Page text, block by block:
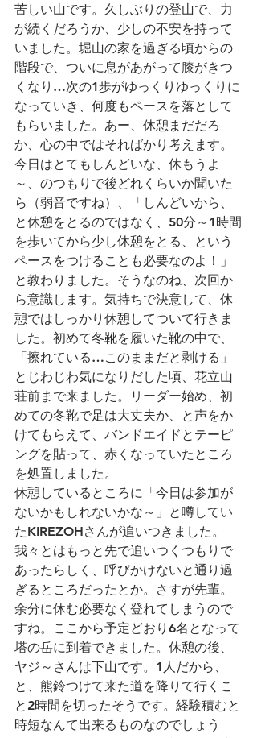
苦しい山です。久しぶりの登山で、力
が続くだろうか、少しの不安を持って
いました。堀山の家を過ぎる頃からの
階段で、ついに息があがって膝がきつ
くなり…次の1歩がゆっくりゆっくりに
なっていき、何度もペースを落として
もらいました。あー、休憩まだだろ
か、心の中ではそればかり考えます。
今日はとてもしんどいな、休もうよ
～、のつもりで後どれくらいか聞いた
ら（弱音ですね）、「しんどいから、
と休憩をとるのではなく、50分～1時間
を歩いてから少し休憩をとる、という
ペースをつけることも必要なのよ！」
と教わりました。そうなのね、次回か
ら意識します。気持ちで決意して、休
憩ではしっかり休憩してついて行きま
した。初めて冬靴を履いた靴の中で、
「擦れている…このままだと剥ける」
とじわじわ気になりだした頃、花立山
荘前まで来ました。リーダー始め、初
めての冬靴で足は大丈夫か、と声をか
けてもらえて、バンドエイドとテーピ
ングを貼って、赤くなっていたところ
を処置しました。
休憩しているところに「今日は参加が
ないかもしれないかな～」と噂してい
たKIREZOHさんが追いつきました。
我々とはもっと先で追いつくつもりで
あったらしく、呼びかけないと通り過
ぎるところだったとか。さすが先輩。
余分に休む必要なく登れてしまうので
すね。ここから予定どおり6名となって
塔の岳に到着できました。休憩の後、
ヤジ～さんは下山です。1人だから、
と、熊鈴つけて来た道を降りて行くこ
と2時間を切ったそうです。経験積むと
時短なんて出来るものなのでしょう